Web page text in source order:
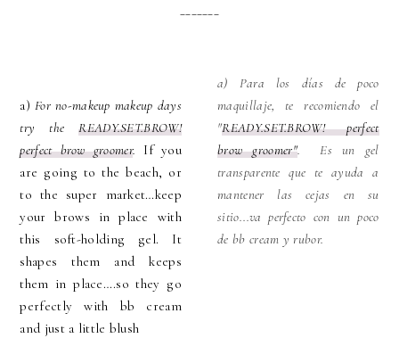
a) For no-makeup makeup days
try theREADY.SET.BROW!
perfect brow groomer. If you
are going to the beach, or
to the super market…keep
your brows in place with
this soft-holding gel. It
shapes them and keeps
them in place….so they go
perfectly with bb cream
and just a little blush
a) Para los días de poco
maquillaje, te recomiendo el
"READY.SET.BROW! perfect
brow groomer".Es un gel
transparente que te ayuda a
mantener las cejas en su
sitio...va perfecto con un poco
de bb cream y rubor.